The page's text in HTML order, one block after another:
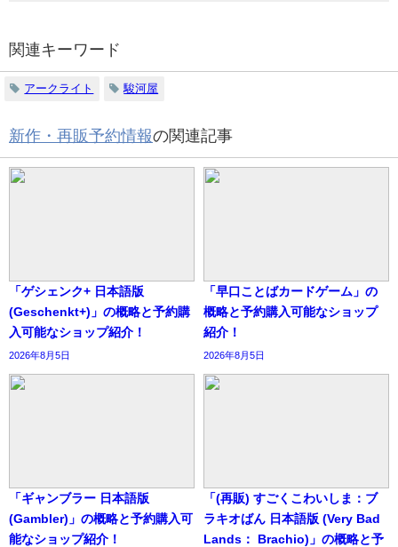
関連キーワード
アークライト 駿河屋
新作・再販予約情報の関連記事
「ゲシェンク+ 日本語版
(Geschenkt+)」の概略と予約購
入可能なショップ紹介！
2026年8月5日
「早口ことばカードゲーム」の
概略と予約購入可能なショップ
紹介！
2026年8月5日
「ギャンブラー 日本語版
(Gambler)」の概略と予約購入可
能なショップ紹介！
「(再販) すごくこわいしま：ブ
ラキオばん 日本語版 (Very Bad
Lands： Brachio)」の概略と予